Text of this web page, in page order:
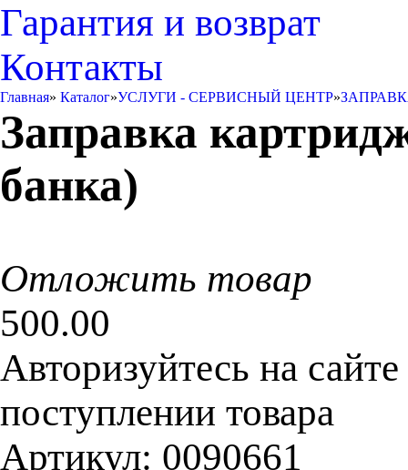
Гарантия и возврат
Контакты
Главная» Каталог»УСЛУГИ - СЕРВИСНЫЙ ЦЕНТР»
Заправка
банка)
Отложить товар
500.00
Авторизуйтесь на
поступлении товара
Артикул: 0090661